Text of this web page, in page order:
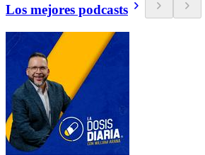
Los mejores podcasts